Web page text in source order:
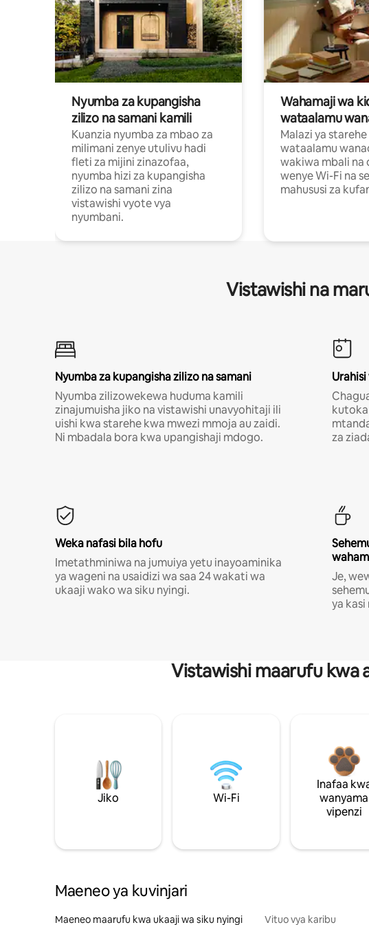
Nyumba za kupangisha
zilizo na samani kamili
Kuanzia nyumba za mbao za
milimani zenye utulivu hadi
fleti za mijini zinazofaa,
nyumba hizi za kupangisha
zilizo na samani zina
vistawishi vyote vya
nyumbani.
Wahamaji wa
wataalamu
Malazi ya
wataalamu
wakiwa mbali na
wenye Wi-Fi na
mahususi za
Vistawishi na
Nyumba za kupangisha zilizo na samani
Nyumba zilizowekewa huduma kamili
zinajumuisha jiko na vistawishi unavyohitaji ili
uishi kwa starehe kwa mwezi mmoja au zaidi.
Ni mbadala bora kwa upangishaji mdogo.
kutoka
za
Weka nafasi bila hofu
Imetathminiwa na jumuiya yetu inayoaminika
ya wageni na usaidizi wa saa 24 wakati wa
ukaaji wako wa siku nyingi.
Je,
ya kasi
Vistawishi maarufu kwa
Jiko Wi-Fi
Inafaa
wanyama
vipenzi
Maeneo ya kuvinjari
Maeneo maarufu kwa ukaaji wa siku nyingi Vituo vya karibu